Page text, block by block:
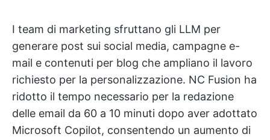
I team di marketing sfruttano gli LLM per
generare post sui social media, campagne e-
mail e contenuti per blog che ampliano il lavoro
richiesto per la personalizzazione. NC Fusion ha
ridotto il tempo necessario per la redazione
delle email da 60 a 10 minuti dopo aver adottato
Microsoft Copilot, consentendo un aumento di